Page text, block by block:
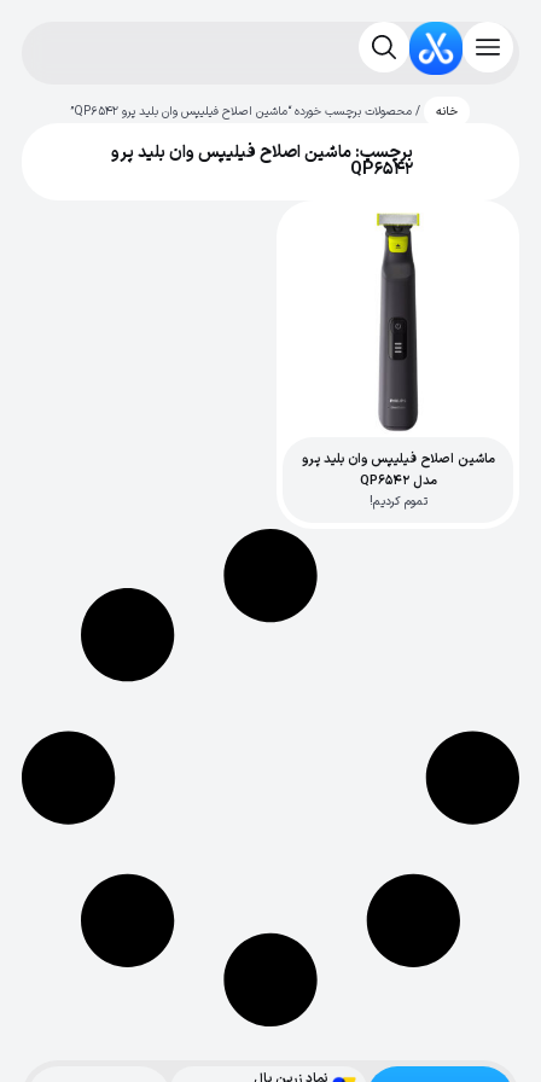
خانه / محصولات برچسب خورده “ماشین اصلاح فیلیپس وان بلید پرو QP6542”
برچسب: ماشین اصلاح فیلیپس وان بلید پرو
QP6542
ماشین اصلاح فیلیپس وان بلید پرو
مدل QP6542
تموم کردیم!